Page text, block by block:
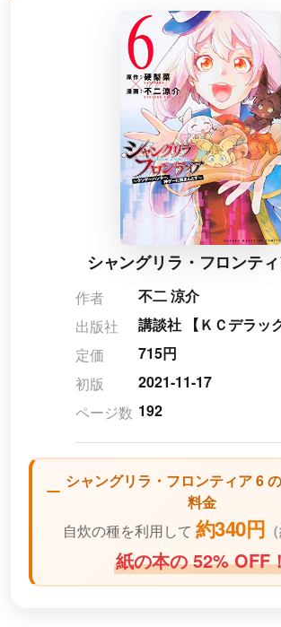
シャングリラ・フロンテ
作者
不二 涼介
出版社
講談社 【ＫＣデラッ
定価
715円
初版
2021-11-17
ページ数 192
シャングリラ・フロンティア 6
料金
自炊の種を利用して 約340円 （
紙の本の 52% OFF